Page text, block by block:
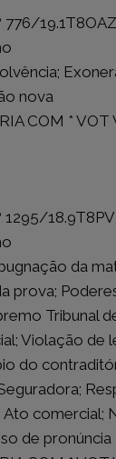
776/
nova
COM * VOT
1295/
da
prova;
Tribunal
Violação de
do
comercial;
de pronúncia